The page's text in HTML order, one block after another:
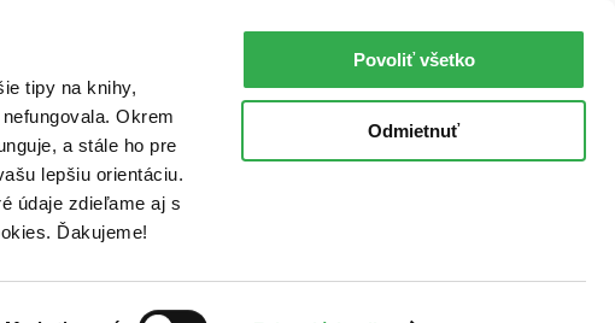
tipy na knihy,
Okrem
a stále ho pre
lepšiu orientáciu.
údaje zdieľame aj s
Ďakujeme!
Povoliť všetko
Odmietnuť